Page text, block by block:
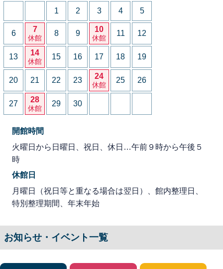
1 2 3 4 5
6 7
休館
8 9 10
休館
11 12
13 14
休館
15 16 17 18 19
20 21 22 23 24
休館
25 26
27 28
休館
29 30
開館時間
火曜日から日曜日、祝日、休日…午前９時から午後５
時
休館日
月曜日（祝日等と重なる場合は翌日）、館内整理日、
特別整理期間、年末年始
お知らせ・イベント一覧